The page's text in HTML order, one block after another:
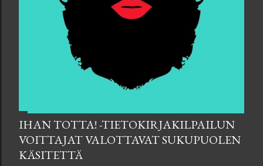
IHAN TOTTA! -TIETOKIRJAKILPAILUN
VOITTAJAT VALOTTAVAT SUKUPUOLEN
KÄSITETTÄ